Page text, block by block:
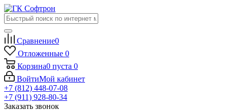
Сравнение0
Отложенные 0
Корзина0 пуста 0
ВойтиМой кабинет
+7 (812) 448-07-08
+7 (911) 928-80-34
Заказать звонок